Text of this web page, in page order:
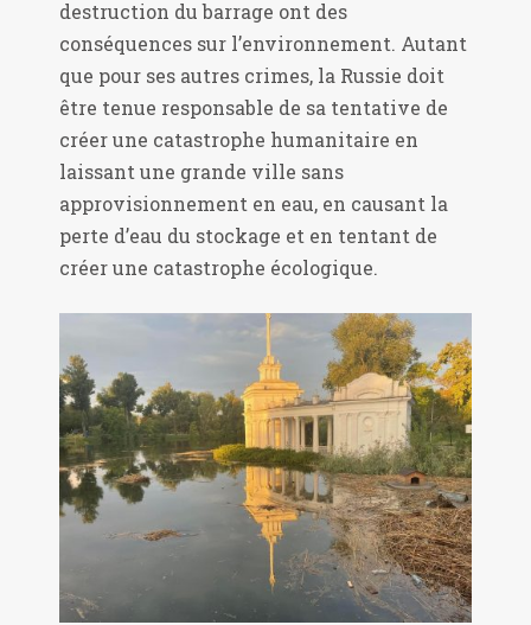
destruction du barrage ont des
conséquences sur l’environnement. Autant
que pour ses autres crimes, la Russie doit
être tenue responsable de sa tentative de
créer une catastrophe humanitaire en
laissant une grande ville sans
approvisionnement en eau, en causant la
perte d’eau du stockage et en tentant de
créer une catastrophe écologique.